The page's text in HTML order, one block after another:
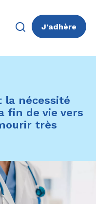
J'adhère
la nécessité
fin de vie vers
très